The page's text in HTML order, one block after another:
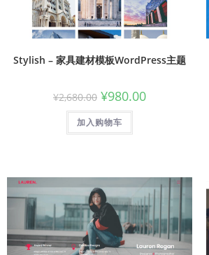
Stylish – 家具建材模板WordPress主题
¥2,680.00 ¥980.00
加入购物车